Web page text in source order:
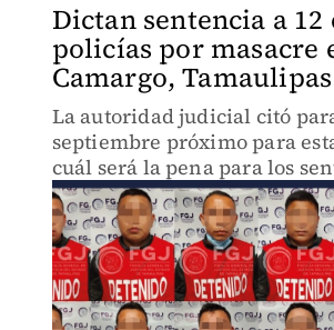
Dictan sentencia a 12
policías por masacre
Camargo, Tamaulipas
La autoridad judicial citó
septiembre próximo para
cuál será la pena para los